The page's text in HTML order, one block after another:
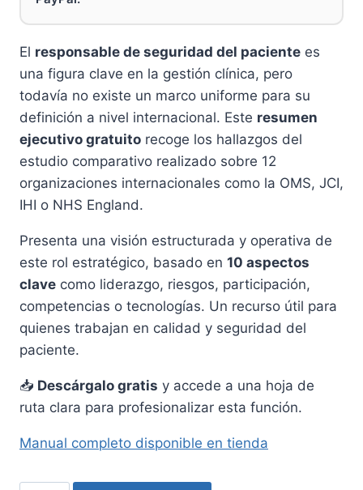
El responsable de seguridad del paciente es
una figura clave en la gestión clínica, pero
todavía no existe un marco uniforme para su
definición a nivel internacional. Este resumen
ejecutivo gratuito recoge los hallazgos del
estudio comparativo realizado sobre 12
organizaciones internacionales como la OMS, JCI,
IHI o NHS England.
Presenta una visión estructurada y operativa de
este rol estratégico, basado en 10 aspectos
clave como liderazgo, riesgos, participación,
competencias o tecnologías. Un recurso útil para
quienes trabajan en calidad y seguridad del
paciente.
📥 Descárgalo gratis y accede a una hoja de
ruta clara para profesionalizar esta función.
Manual completo disponible en tienda